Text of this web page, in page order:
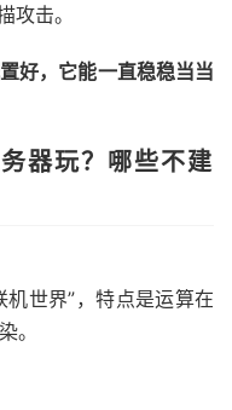
攻击。
好，它能一直稳稳当当
器玩？哪些不建
机世界”，特点是运算在
。